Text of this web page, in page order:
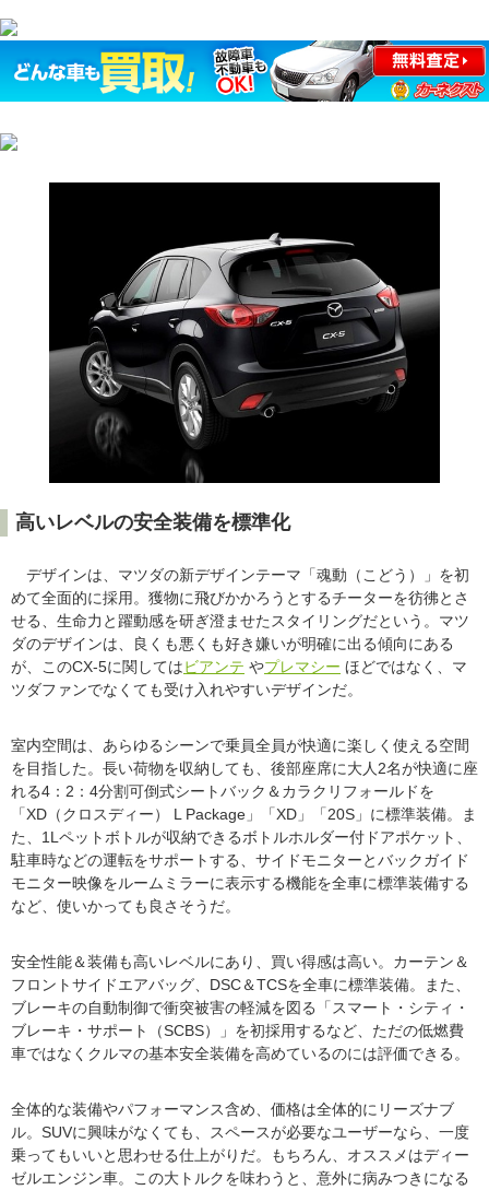
高いレベルの安全装備を標準化
デザインは、マツダの新デザインテーマ「魂動（こどう）」を初
めて全面的に採用。獲物に飛びかかろうとするチーターを彷彿とさ
せる、生命力と躍動感を研ぎ澄ませたスタイリングだという。マツ
ダのデザインは、良くも悪くも好き嫌いが明確に出る傾向にある
が、このCX-5に関してはビアンテ やプレマシー ほどではなく、マ
ツダファンでなくても受け入れやすいデザインだ。
室内空間は、あらゆるシーンで乗員全員が快適に楽しく使える空間
を目指した。長い荷物を収納しても、後部座席に大人2名が快適に座
れる4：2：4分割可倒式シートバック＆カラクリフォールドを
「XD（クロスディー） L Package」「XD」「20S」に標準装備。ま
た、1Lペットボトルが収納できるボトルホルダー付ドアポケット、
駐車時などの運転をサポートする、サイドモニターとバックガイド
モニター映像をルームミラーに表示する機能を全車に標準装備する
など、使いかっても良さそうだ。
安全性能＆装備も高いレベルにあり、買い得感は高い。カーテン＆
フロントサイドエアバッグ、DSC＆TCSを全車に標準装備。また、
ブレーキの自動制御で衝突被害の軽減を図る「スマート・シティ・
ブレーキ・サポート（SCBS）」を初採用するなど、ただの低燃費
車ではなくクルマの基本安全装備を高めているのには評価できる。
全体的な装備やパフォーマンス含め、価格は全体的にリーズナブ
ル。SUVに興味がなくても、スペースが必要なユーザーなら、一度
乗ってもいいと思わせる仕上がりだ。もちろん、オススメはディー
ゼルエンジン車。この大トルクを味わうと、意外に病みつきになる